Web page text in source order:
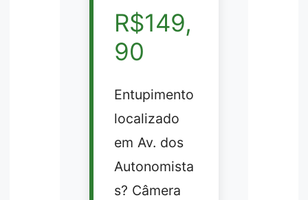
R$149,
90
Entupimento
localizado
em Av. dos
Autonomista
s? Câmera